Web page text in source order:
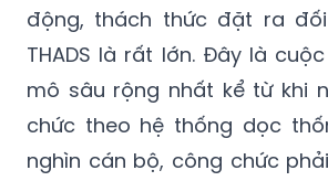
động, thách thức đặt ra
THADS là rất lớn. Đây là
mô sâu rộng nhất kể từ khi
chức theo hệ thống dọc
nghìn cán bộ, công chức